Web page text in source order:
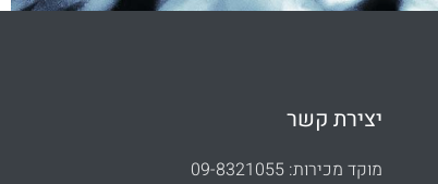
יצירת קשר
מוקד מכירות: 09-8321055